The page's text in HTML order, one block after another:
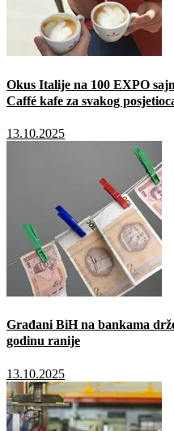
Okus Italije na 100 EXPO
Caffé kafe za svakog
13.10.2025
Građani BiH na bankama
godinu ranije
13.10.2025